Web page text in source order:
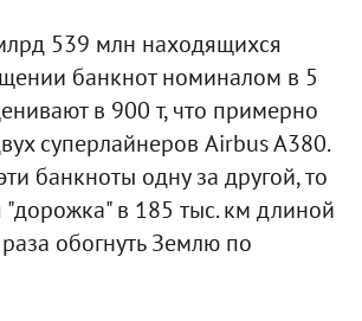
539 млн находящихся
банкнот номиналом в 5
в 900 т, что примерно
суперлайнеров Airbus A380.
банкноты одну за другой, то
"дорожка" в 185 тыс. км длиной
обогнуть Землю по